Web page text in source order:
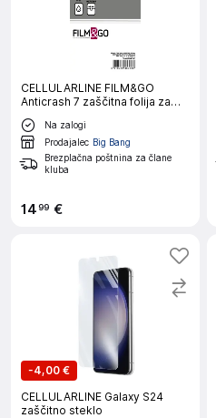
CELLULARLINE FILM&GO
Anticrash 7 zaščitna folija za
pametni telefon
Na zalogi
Prodajalec Big Bang
Brezplačna poštnina za člane
kluba
1499 €
-4,00 €
CELLULARLINE Galaxy S24
zaščitno steklo